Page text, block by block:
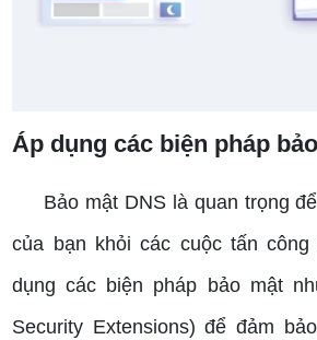
Áp dụng các biện pháp
Bảo mật DNS là quan trọng
của bạn khỏi các cuộc tấn
dụng các biện pháp bảo mật
Security Extensions) để đảm